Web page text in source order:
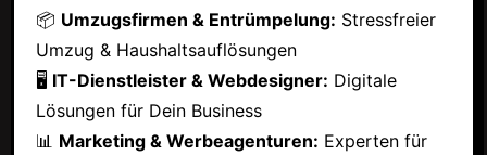
📦 Umzugsfirmen & Entrümpelung: Stressfreier
Umzug & Haushaltsauflösungen
🖥 IT-Dienstleister & Webdesigner: Digitale
Lösungen für Dein Business
📊 Marketing & Werbeagenturen: Experten für